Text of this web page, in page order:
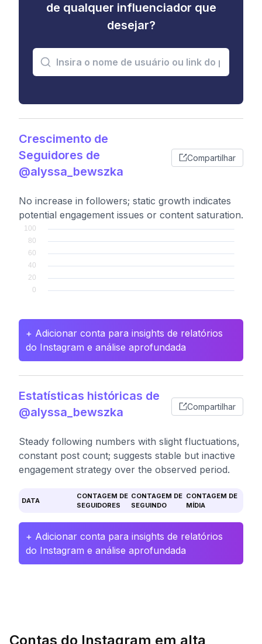
de qualquer influenciador que
desejar?
Crescimento de
Seguidores de
@alyssa_bewszka
Compartilhar
No increase in followers; static growth indicates
potential engagement issues or content saturation.
+ Adicionar conta para insights de relatórios
do Instagram e análise aprofundada
Estatísticas históricas de
@alyssa_bewszka
Compartilhar
Steady following numbers with slight fluctuations,
constant post count; suggests stable but inactive
engagement strategy over the observed period.
DATA
CONTAGEM DE
SEGUIDORES
CONTAGEM DE
SEGUINDO
CONTAGEM DE
MÍDIA
+ Adicionar conta para insights de relatórios
do Instagram e análise aprofundada
Contas do Instagram em alta